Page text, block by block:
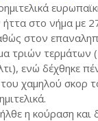
στο νήμα
στον
τριών
ενώ δέχθηκε
του χαμηλού
η κούραση